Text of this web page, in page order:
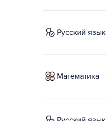
русский язык
математика